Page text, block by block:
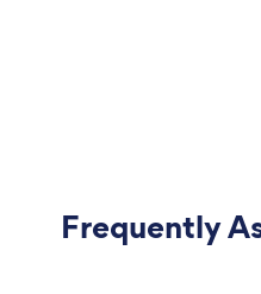
Frequently